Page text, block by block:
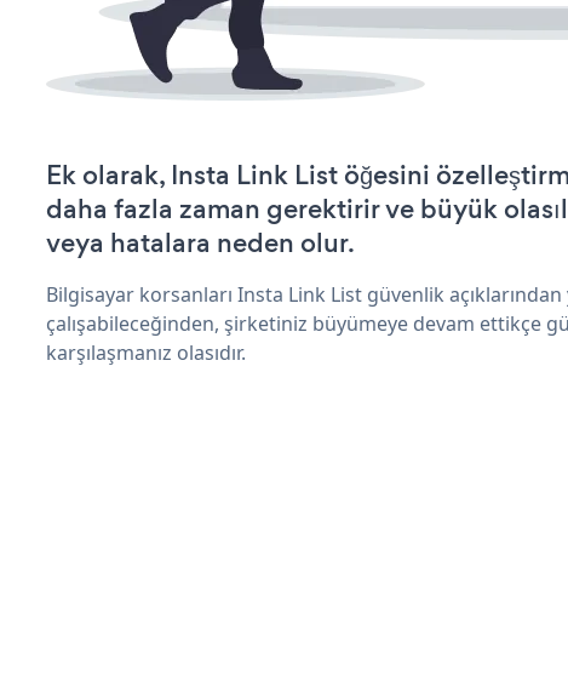
Ek olarak, Insta Link List öğesini
daha fazla zaman gerektirir ve büyük
veya hatalara neden olur.
Bilgisayar korsanları Insta Link List güvenlik
çalışabileceğinden, şirketiniz büyümeye devam ettikçe
karşılaşmanız olasıdır.